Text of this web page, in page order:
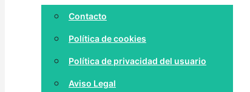
Contacto
Política de cookies
Política de privacidad del usuario
Aviso Legal